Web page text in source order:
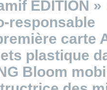
EDITION
responsable
carte
plastique
Bloom